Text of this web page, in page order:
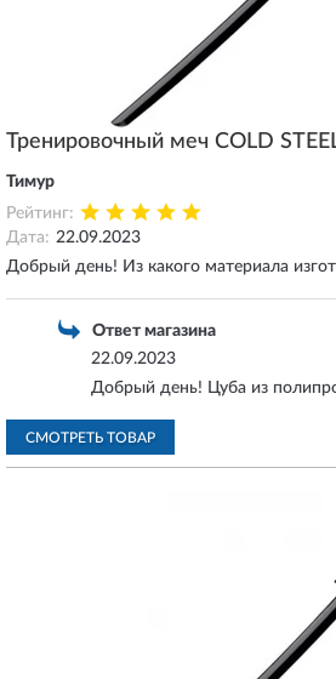
Тренировочный меч COLD
Тимур
Рейтинг:
Дата: 22.09.2023
Добрый день! Из какого материала
Ответ магазина
22.09.2023
Добрый день! Цуба из
СМОТРЕТЬ ТОВАР